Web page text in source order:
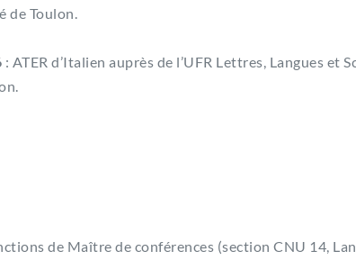
de Toulon.
: ATER d’Italien auprès de l’UFR Lettres, Langues et
de Maître de conférences (section CNU 14,